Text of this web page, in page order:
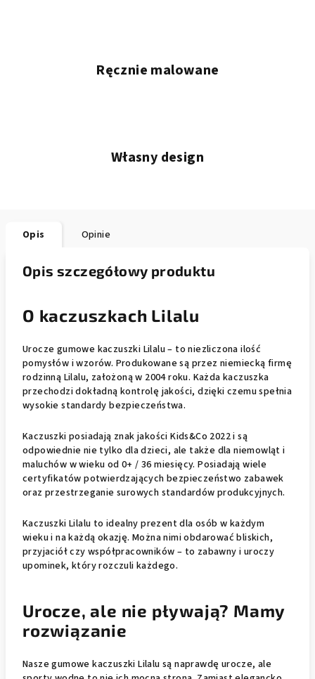
Ręcznie malowane
Własny design
Opis Opinie
Opis szczegółowy produktu
O kaczuszkach Lilalu
Urocze gumowe kaczuszki Lilalu – to niezliczona ilość
pomysłów i wzorów. Produkowane są przez niemiecką firmę
rodzinną Lilalu, założoną w 2004 roku. Każda kaczuszka
przechodzi dokładną kontrolę jakości, dzięki czemu spełnia
wysokie standardy bezpieczeństwa.
Kaczuszki posiadają znak jakości Kids&Co 2022 i są
odpowiednie nie tylko dla dzieci, ale także dla niemowląt i
maluchów w wieku od 0+ / 36 miesięcy. Posiadają wiele
certyfikatów potwierdzających bezpieczeństwo zabawek
oraz przestrzeganie surowych standardów produkcyjnych.
Kaczuszki Lilalu to idealny prezent dla osób w każdym
wieku i na każdą okazję. Można nimi obdarować bliskich,
przyjaciół czy współpracowników – to zabawny i uroczy
upominek, który rozczuli każdego.
Urocze, ale nie pływają? Mamy
rozwiązanie
Nasze gumowe kaczuszki Lilalu są naprawdę urocze, ale